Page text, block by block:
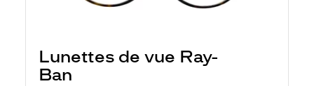
Lunettes de vue Ray-
Ban